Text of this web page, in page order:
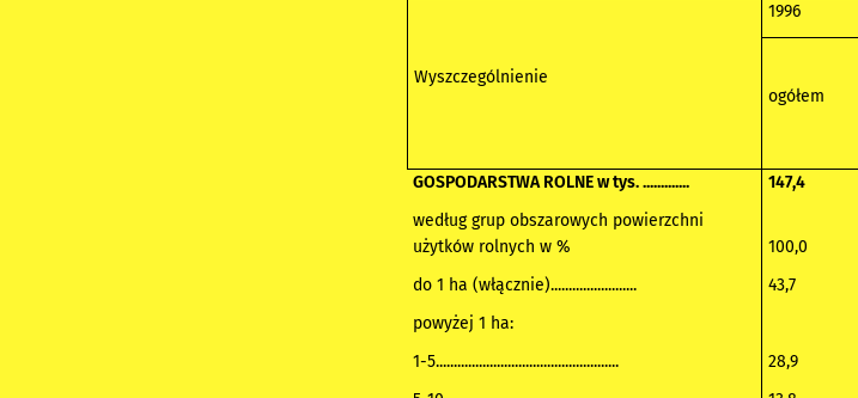
Wyszczególnienie
1996
ogółem
GOSPODARSTWA ROLNE w tys. .............
147,4
według grup obszarowych powierzchni
użytków rolnych w %
100,0
do 1 ha (włącznie)........................
43,7
powyżej 1 ha:
1-5...................................................
28,9